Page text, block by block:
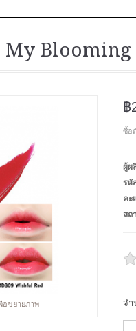
My
อขยายภาพ
฿
ซื้อ
ผู้ผ
รหั
คะ
สถ
จำ